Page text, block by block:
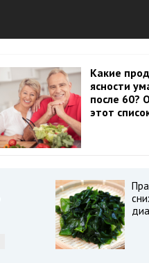
Какие
ясности
после 60?
этот